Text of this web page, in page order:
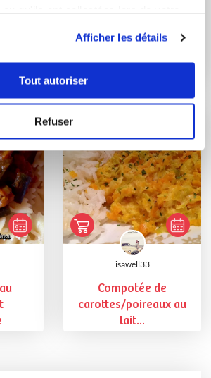
Afficher les détails
Tout autoriser
Refuser
Conseillère Guy Demarle
Bûche salée
légumes d...
isawell33
Compotée de
carottes/poireaux au
lait...